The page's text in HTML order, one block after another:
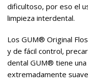
dificultoso, por eso el
limpieza interdental.
Los GUM® Original
y de fácil control,
dental GUM® tiene
extremadamente